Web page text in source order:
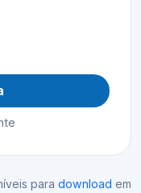
para download em